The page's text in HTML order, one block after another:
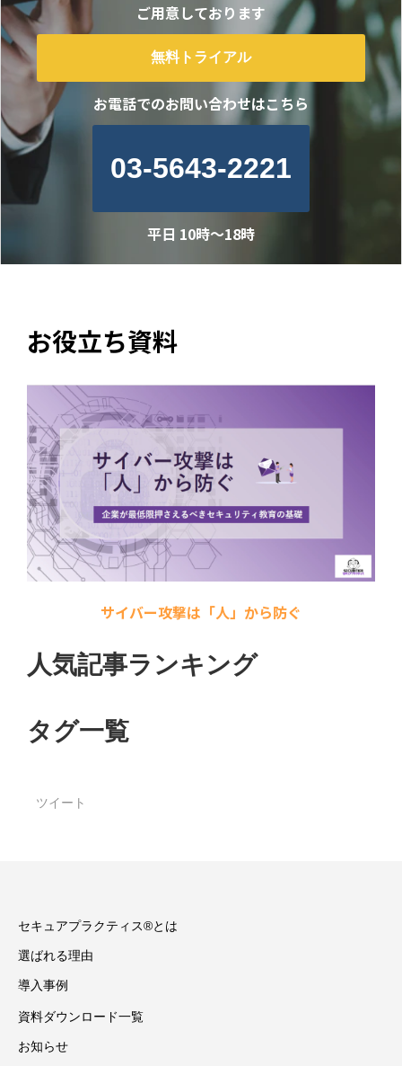
ご用意しております
無料トライアル
お電話でのお問い合わせはこちら
03-5643-2221
平日 10時～18時
お役立ち資料
サイバー攻撃は「人」から防ぐ
人気記事ランキング
タグ一覧
ツイート
セキュアプラクティス®とは
選ばれる理由
導入事例
資料ダウンロード一覧
お知らせ